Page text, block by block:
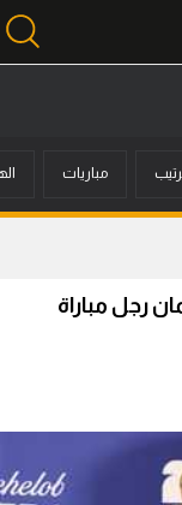
مباريات
رجل مباراة